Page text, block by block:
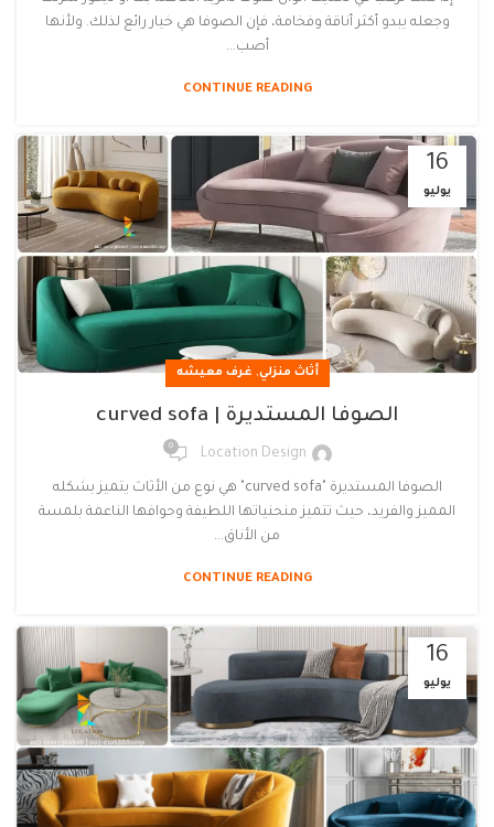
وجعله يبدو أكثر أناقة وفخامة، فإن الصوفا هي خيار رائع لذلك. ولأنها
أصب...
CONTINUE READING
16
يوليو
أثاث منزلي, غرف معيشه
الصوفا المستديرة | curved sofa
Location Design
0
الصوفا المستديرة "curved sofa" هي نوع من الأثاث يتميز بشكله
المميز والفريد، حيث تتميز منحنياتها اللطيفة وحوافها الناعمة بلمسة
من الأناق...
CONTINUE READING
16
يوليو